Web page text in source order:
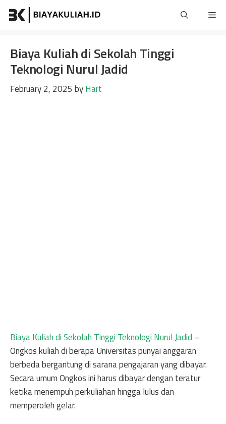
Skip
Biaya Kuliah di Sekolah Tinggi
Teknologi Nurul Jadid
February 2, 2025 byHart
Biaya Kuliah di Sekolah Tinggi Teknologi Nurul Jadid –
Ongkos kuliah di berapa Universitas punyai anggaran
berbeda bergantung di sarana pengajaran yang dibayar.
Secara umum Ongkos ini harus dibayar dengan teratur
ketika menempuh perkuliahan hingga lulus dan
memperoleh gelar.